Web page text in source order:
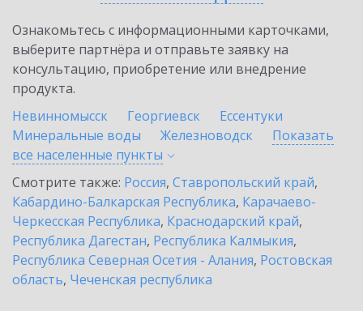
Ознакомьтесь с информационными карточками,
выберите партнёра и отправьте заявку на
консультацию, приобретение или внедрение
продукта.
Невинномысск
Георгиевск
Ессентуки
Минеральные воды
Железноводск
Показать
все населенные пункты
Смотрите также: Россия, Ставропольский край,
Кабардино-Балкарская Республика, Карачаево-
Черкесская Республика, Краснодарский край,
Республика Дагестан, Республика Калмыкия,
Республика Северная Осетия - Алания, Ростовская
область, Чеченская республика